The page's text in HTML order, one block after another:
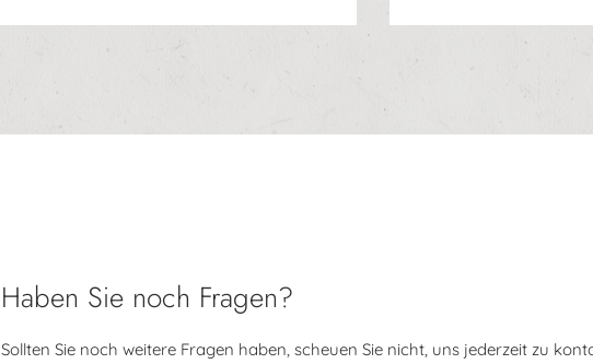
Haben Sie noch Fragen?
Sollten Sie noch weitere Fragen haben, scheuen Sie nicht, uns jederzeit zu